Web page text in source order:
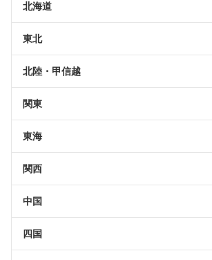
北海道
東北
北陸・甲信越
関東
東海
関西
中国
四国